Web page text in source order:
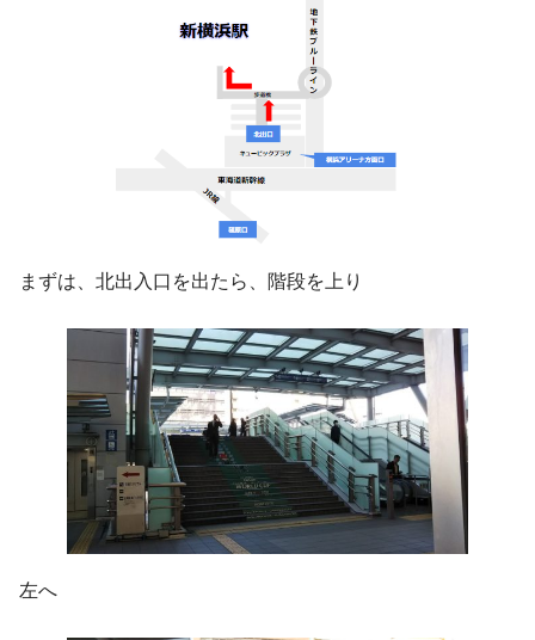
まずは、北出入口を出たら、階段を上り
左へ